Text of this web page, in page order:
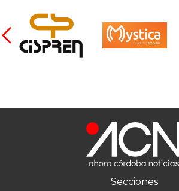
Secciones